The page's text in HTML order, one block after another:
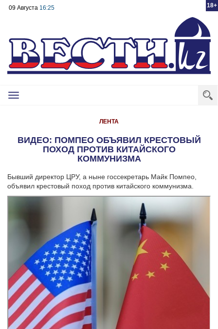
18+
09 Августа 16:25
Toggle
ЛЕНТА
ВИДЕО: ПОМПЕО ОБЪЯВИЛ КРЕСТОВЫЙ
ПОХОД ПРОТИВ КИТАЙСКОГО
КОММУНИЗМА
Бывший директор ЦРУ, а ныне госсекретарь Майк Помпео,
объявил крестовый поход против китайского коммунизма.